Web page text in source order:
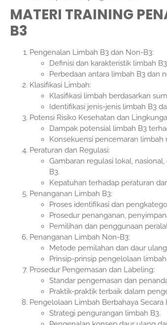
MATERI TRAINING
B3
Pengenalan Limbah B3 dan Non-B3:
Definisi dan karakteristik limbah
Perbedaan antara limbah B3 dan
Klasifikasi Limbah:
Klasifikasi limbah berdasarkan
Identifikasi jenis-jenis limbah B3
Potensi Risiko Kesehatan dan
Dampak potensial limbah B3
Konsekuensi pencemaran
Peraturan dan Regulasi:
Gambaran regulasi lokal,
B3.
Kepatuhan terhadap peraturan
Penanganan Limbah B3:
Proses identifikasi dan
Prosedur penanganan,
Pemilihan dan penggunaan
Penanganan Limbah Non-B3:
Metode pemilahan dan daur
Prinsip-prinsip pengelolaan
Prosedur Pengemasan dan Labeling:
Standar pengemasan dan
Praktik-praktik terbaik dalam
Pengelolaan Limbah Berbahaya Secara
Strategi pengurangan limbah B3.